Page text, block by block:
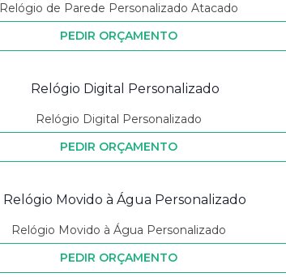
Relógio de Parede Personalizado Atacado
PEDIR ORÇAMENTO
Relógio Digital Personalizado
PEDIR ORÇAMENTO
Relógio Movido à Água Personalizado
PEDIR ORÇAMENTO